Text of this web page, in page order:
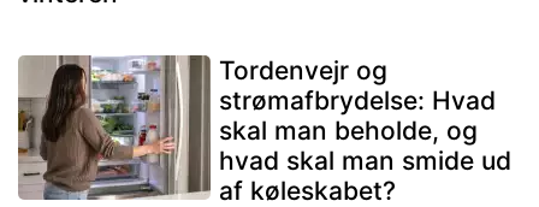
Tordenvejr og
strømafbrydelse: Hvad
skal man beholde, og
hvad skal man smide ud
af køleskabet?